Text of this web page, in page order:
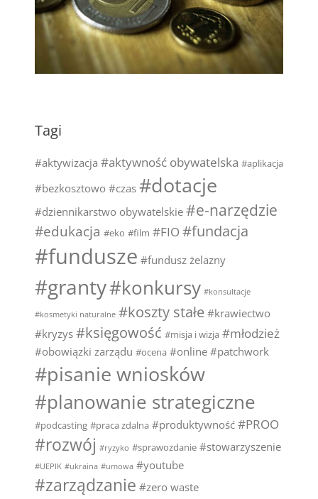
Tagi
#aktywizacja #aktywność obywatelska #aplikacja
#bezkosztowo #czas #dotacje
#dziennikarstwo obywatelskie #e-narzędzie
#edukacja #eko #film #FIO #fundacja
#fundusze #fundusz żelazny
#granty#konkursy #konsultacje
#kosmetyki naturalne #koszty stałe #krawiectwo
#kryzys #księgowość #misja i wizja #młodzież
#obowiązki zarządu #ocena #online #patchwork
#pisanie wniosków
#planowanie strategiczne
#podcasting #praca zdalna #produktywność #PROO
#rozwój #ryzyko #sprawozdanie #stowarzyszenie
#UEPIK #ukraina #umowa #youtube
#zarządzanie #zero waste